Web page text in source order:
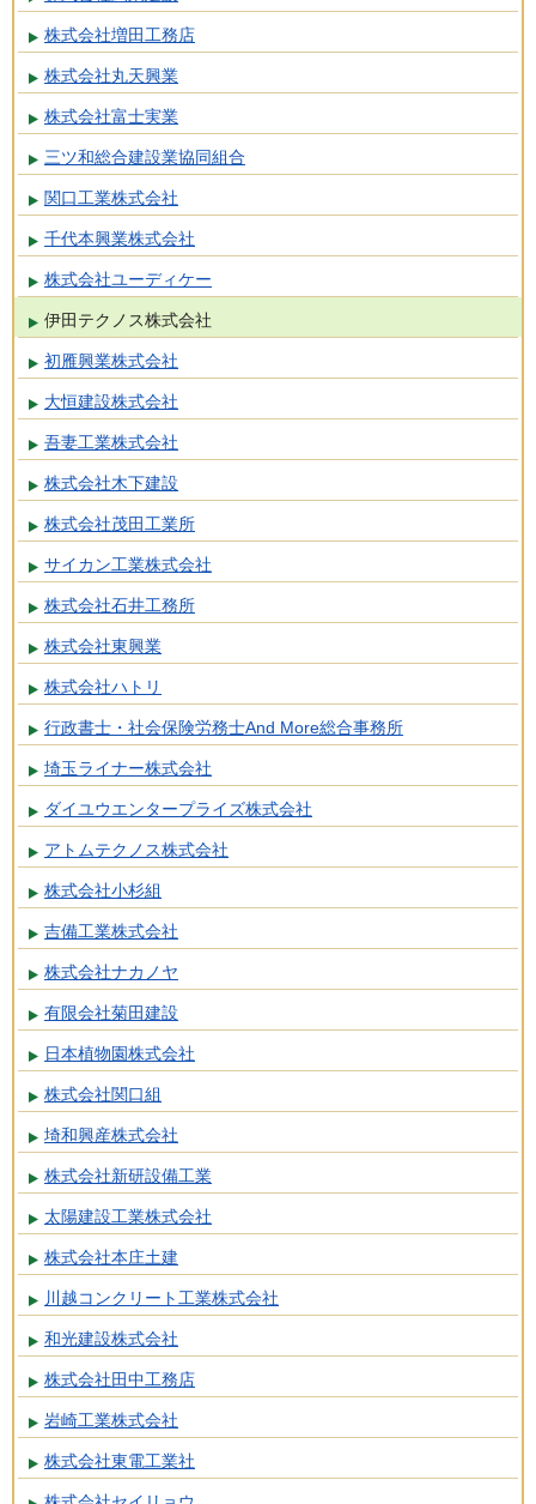
株式会社増田工務店
株式会社丸天興業
株式会社富士実業
三ツ和総合建設業協同組合
関口工業株式会社
千代本興業株式会社
株式会社ユーディケー
伊田テクノス株式会社
初雁興業株式会社
大恒建設株式会社
吾妻工業株式会社
株式会社木下建設
株式会社茂田工業所
サイカン工業株式会社
株式会社石井工務所
株式会社東興業
株式会社ハトリ
行政書士・社会保険労務士And More総合事務所
埼玉ライナー株式会社
ダイユウエンタープライズ株式会社
アトムテクノス株式会社
株式会社小杉組
吉備工業株式会社
株式会社ナカノヤ
有限会社菊田建設
日本植物園株式会社
株式会社関口組
埼和興産株式会社
株式会社新研設備工業
太陽建設工業株式会社
株式会社本庄土建
川越コンクリート工業株式会社
和光建設株式会社
株式会社田中工務店
岩崎工業株式会社
株式会社東電工業社